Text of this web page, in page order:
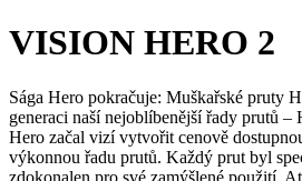
VISION HERO 2
Sága Hero pokračuje: Muškařské pruty
generaci naší nejoblíbenější řady prutů
Hero začal vizí vytvořit cenově
výkonnou řadu prutů. Každý prut byl
zdokonalen pro své zamýšlené použití.